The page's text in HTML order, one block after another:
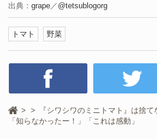
出典： grape ／ @tetsublogorg
トマト 野菜
『シワシワのミニトマト』は捨
「知らなかったー！」「これは感動」